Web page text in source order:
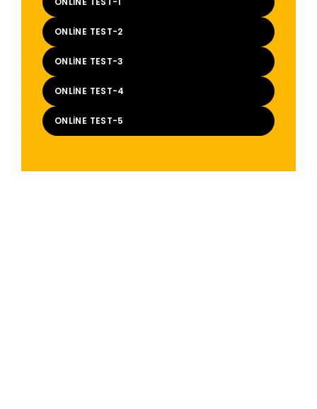
ONLINE TEST-2
ONLINE TEST-3
ONLINE TEST-4
ONLINE TEST-5